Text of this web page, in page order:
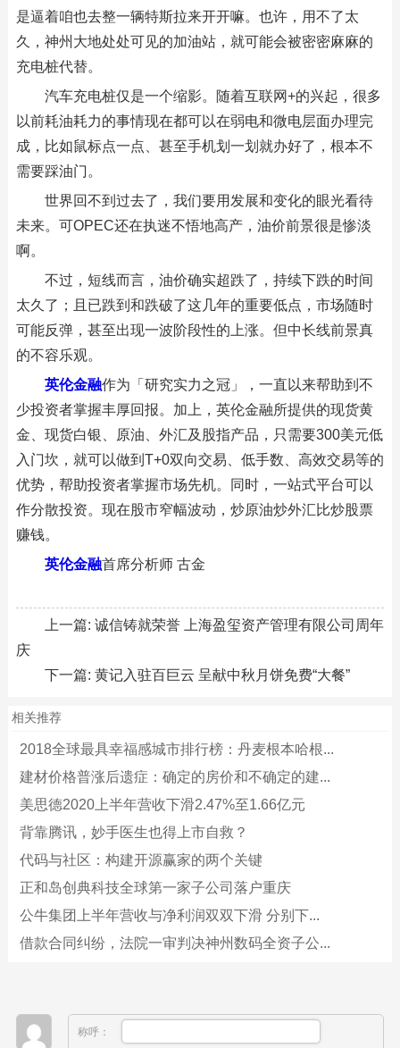
是逼着咱也去整一辆特斯拉来开开嘛。也许，用不了太
久，神州大地处处可见的加油站，就可能会被密密麻麻的
充电桩代替。
汽车充电桩仅是一个缩影。随着互联网+的兴起，很多
以前耗油耗力的事情现在都可以在弱电和微电层面办理完
成，比如鼠标点一点、甚至手机划一划就办好了，根本不
需要踩油门。
世界回不到过去了，我们要用发展和变化的眼光看待
未来。可OPEC还在执迷不悟地高产，油价前景很是惨淡
啊。
不过，短线而言，油价确实超跌了，持续下跌的时间
太久了；且已跌到和跌破了这几年的重要低点，市场随时
可能反弹，甚至出现一波阶段性的上涨。但中长线前景真
的不容乐观。
英伦金融作为「研究实力之冠」，一直以来帮助到不
少投资者掌握丰厚回报。加上，英伦金融所提供的现货黄
金、现货白银、原油、外汇及股指产品，只需要300美元低
入门坎，就可以做到T+0双向交易、低手数、高效交易等的
优势，帮助投资者掌握市场先机。同时，一站式平台可以
作分散投资。现在股市窄幅波动，炒原油炒外汇比炒股票
赚钱。
英伦金融首席分析师 古金
上一篇: 诚信铸就荣誉 上海盈玺资产管理有限公司周年
庆
下一篇: 黄记入驻百巨云 呈献中秋月饼免费“大餐”
相关推荐
2018全球最具幸福感城市排行榜：丹麦根本哈根...
建材价格普涨后遗症：确定的房价和不确定的建...
美思德2020上半年营收下滑2.47%至1.66亿元
背靠腾讯，妙手医生也得上市自救？
代码与社区：构建开源赢家的两个关键
正和岛创典科技全球第一家子公司落户重庆
公牛集团上半年营收与净利润双双下滑 分别下...
借款合同纠纷，法院一审判决神州数码全资子公...
称呼：